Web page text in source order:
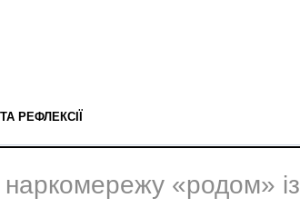
РЕФЛЕКСІЇ
наркомережу «родом» із